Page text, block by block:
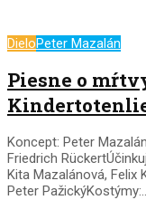
DieloPeter Mazalán
Piesne o
Koncept: Peter
Friedrich
Kita Mazalánová, Felix
Peter